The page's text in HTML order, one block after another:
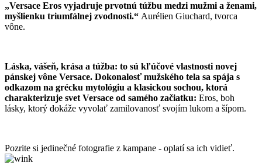
„Versace Eros vyjadruje prvotnú túžbu medzi mužmi a ženami,
myšlienku triumfálnej zvodnosti.“ Aurélien Giuchard, tvorca
vône.
Láska, vášeň, krása a túžba: to sú kľúčové vlastnosti novej
pánskej vône Versace. Dokonalosť mužského tela sa spája s
odkazom na grécku mytológiu a klasickou sochou, ktorá
charakterizuje svet Versace od samého začiatku: Eros, boh
lásky, ktorý dokáže vyvolať zamilovanosť svojím lukom a šípom.
Pozrite si jedinečné fotografie z kampane - oplatí sa ich vidieť.